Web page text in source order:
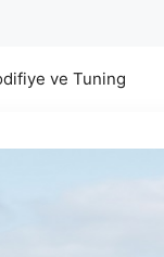
ve Tuning